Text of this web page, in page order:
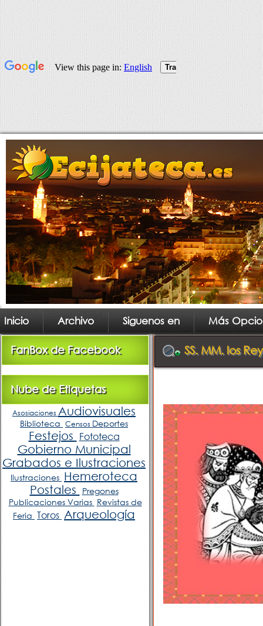
Inicio Archivo Siguenos en Más
FanBox de Facebook
Nube de Etiquetas
Asosiaciones Audiovisuales
Biblioteca Censos Deportes
Festejos Fototeca
Gobierno Municipal
Grabados e Ilustraciones
Ilustraciones Hemeroteca
Postales
Pregones
Publicaciones Varias Revistas de
Feria Toros Arqueología
SS. MM. los